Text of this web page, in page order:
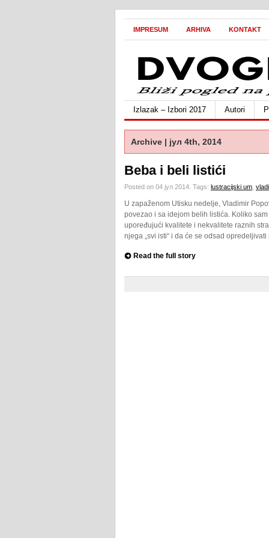
IMPRESUM ARHIVA KONTAKT
Izlazak – Izbori 2017 Autori
Archive | јул 4th, 2014
Beba i beli listići
Posted on 04 јул 2014. Tags: lustracijski um
U zapaženom Utisku nedelje, Vladimir
povezao i sa idejom belih listića. Koliko
upoređujući kvalitete i nekvalitete raznih
njega „svi isti“ i da će se odsad
Read the full story